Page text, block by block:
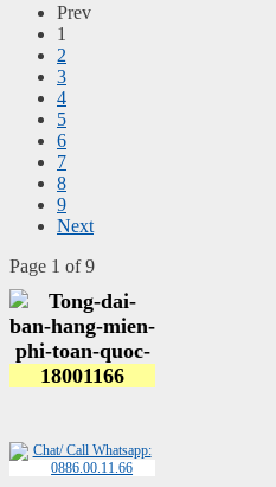
Prev
1
2
3
4
5
6
7
8
9
Next
Page 1 of 9